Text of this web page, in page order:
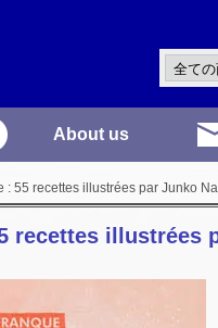
About us
: 55 recettes illustrées par Junko
recettes illustrées